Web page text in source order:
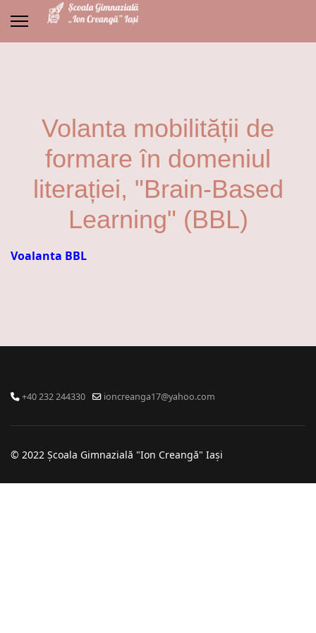
Volanta mobilității de
formare în domeniul
literației, "Brain-Based
Learning" (BBL)
Voalanta BBL
+40 232 244330 ioncreanga17@yahoo.com
© 2022 Școala Gimnazială "Ion Creangă" Iași